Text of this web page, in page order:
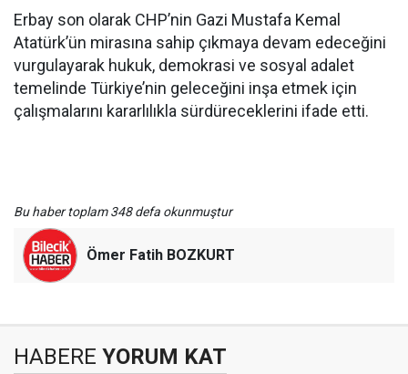
Erbay son olarak CHP’nin Gazi Mustafa Kemal
Atatürk’ün mirasına sahip çıkmaya devam edeceğini
vurgulayarak hukuk, demokrasi ve sosyal adalet
temelinde Türkiye’nin geleceğini inşa etmek için
çalışmalarını kararlılıkla sürdüreceklerini ifade etti.
Bu haber toplam 348 defa okunmuştur
Ömer Fatih BOZKURT
HABERE YORUM KAT